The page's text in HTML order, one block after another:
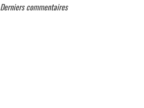
Derniers commentaires